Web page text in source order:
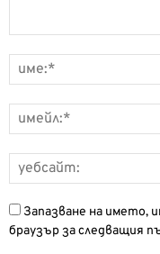
Запазване на името,
браузър за следващия